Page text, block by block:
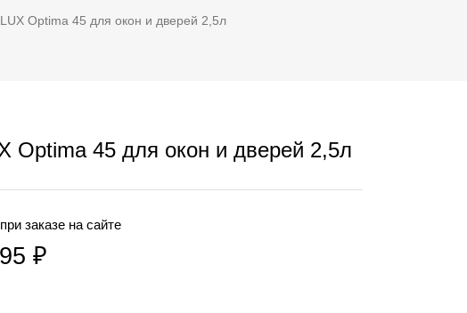
Optima 45 для окон и дверей 2,5л
Optima 45 для окон и дверей 2,5л
заказе на сайте
₽